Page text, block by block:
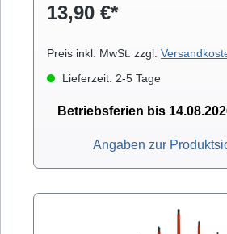
besonderes Merkmal
ausgezeichneten Halt bietet
integrierten Magneten verfügt,
ermöglicht. Werden die Bits
Magnet sie fest an ihrem
wunderschön gestaltet und
des Bit-Sets unterstreicht.
hochwertigen Materialien und
13,90 €*
Preis inkl. MwSt. zzgl.
Lieferzeit: 2-5 Tage
Betriebsferien bis
Angaben zur